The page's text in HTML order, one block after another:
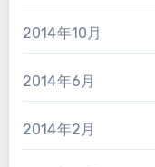
2014年10月
2014年6月
2014年2月